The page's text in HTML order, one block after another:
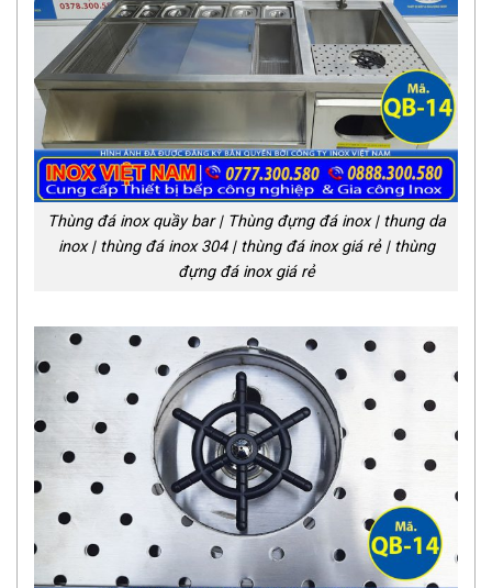
Thùng đá inox quầy bar | Thùng đựng đá inox | thung da
inox | thùng đá inox 304 | thùng đá inox giá rẻ | thùng
đựng đá inox giá rẻ